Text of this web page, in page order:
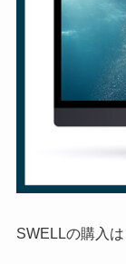
SWELLの購入